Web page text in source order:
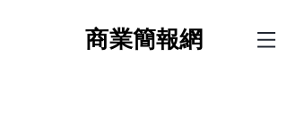
​商業簡報網